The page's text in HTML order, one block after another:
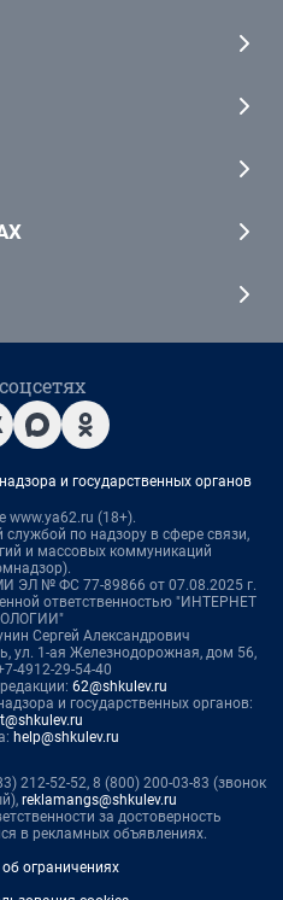
и государственных органов
www.ya62.ru (18+).
по надзору в сфере связи,
и массовых коммуникаций
ЭЛ № ФС 77-89866 от 07.08.2025 г.
ответственностью "ИНТЕРНЕТ
Сергей Александрович
ул. 1-ая Железнодорожная, дом 56,
4912-29-54-40
62@shkulev.ru
и государственных органов:
help@shkulev.ru
212-52-52, 8 (800) 200-03-83 (звонок
reklamangs@shkulev.ru
за достоверность
в рекламных объявлениях.
ограничениях